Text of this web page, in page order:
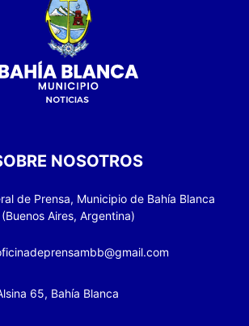
NOSOTROS
de Prensa, Municipio de Bahía Blanca
(Buenos Aires, Argentina)
65, Bahía Blanca